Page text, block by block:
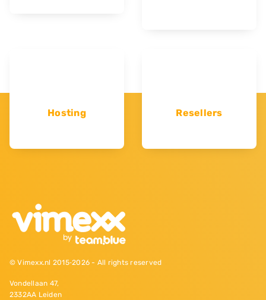
Hosting Resellers
© Vimexx.nl 2015‐2026 - All rights reserved
Vondellaan 47,
2332AA Leiden